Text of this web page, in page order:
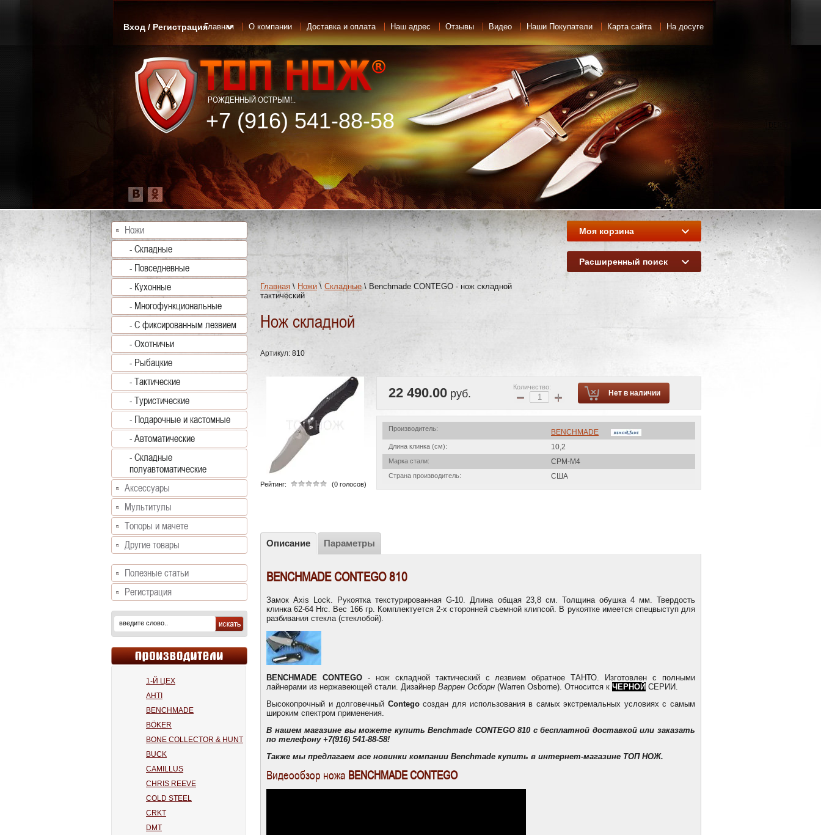
Главная О компании Доставка и оплата Наш адрес Отзывы Видео Наши Покупатели Карта сайта На досуге
Вход / Регистрация
РОЖДЕННЫЙ ОСТРЫМ!..
+7 (916) 541-88-58
Моя корзина
Расширенный поиск
Главная \ Ножи \ Складные\ Benchmade CONTEGO - нож складной
тактический
Нож складной
Артикул: 810
Рейтинг: (0 голосов)
22 490.00 руб.
Количество:
− + Нет в наличии
Производитель: BENCHMADE
Длина клинка (см): 10,2
Марка стали: CPM-M4
Страна производитель: США
Описание Параметры
BENCHMADE CONTEGO 810
Замок Axis Lock. Рукоятка текстурированная G-10. Длина общая 23,8 см. Толщина обушка 4 мм. Твердость
клинка 62-64 Hrc. Вес 166 гр. Комплектуется 2-х сторонней съемной клипсой. В рукоятке имеется спецвыступ для
разбивания стекла (стеклобой).
BENCHMADE CONTEGO - нож складной тактический с лезвием обратное ТАНТО. Изготовлен с полными
лайнерами из нержавеющей стали. Дизайнер Варрен Осборн (Warren Osborne). Относится к ЧЕРНОЙ СЕРИИ.
Высокопрочный и долговечный Contegoсоздан для использования в самых экстремальных условиях с самым
широким спектром применения.
В нашем магазине вы можете купитьBenchmade CONTEGO 810 с бесплатной доставкойили заказать
по телефону +7(916) 541-88-58!
Также мы предлагаем все новинки компании Benchmade купить в интернет-магазине ТОП НОЖ.
Видеообзор ножа BENCHMADE CONTEGO
Ножи
- Складные
- Повседневные
- Кухонные
- Многофункциональные
- С фиксированным лезвием
- Охотничьи
- Рыбацкие
- Тактические
- Туристические
- Подарочные и кастомные
- Автоматические
- Складные
полуавтоматические
Аксессуары
Мультитулы
Топоры и мачете
Другие товары
Полезные статьи
Регистрация
1-Й ЦЕХ
AHTI
BENCHMADE
BÖKER
BONE COLLECTOR & HUNT
BUCK
CAMILLUS
CHRIS REEVE
COLD STEEL
CRKT
DMT